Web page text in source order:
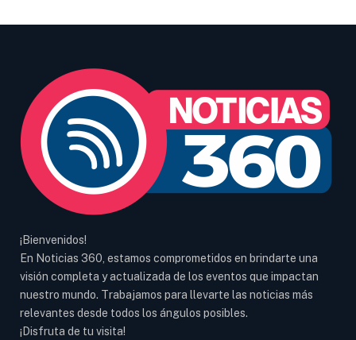
¡Bienvenidos!
En Noticias 360, estamos comprometidos en brindarte una
visión completa y actualizada de los eventos que impactan
nuestro mundo. Trabajamos para llevarte las noticias más
relevantes desde todos los ángulos posibles.
¡Disfruta de tu visita!